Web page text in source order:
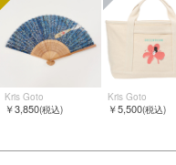
Kris Goto
￥3,850(税込)
Kris Goto
￥5,500(税込)